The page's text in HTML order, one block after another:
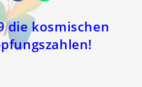
einem
neuen
Fenster Fenster
die kosmischen